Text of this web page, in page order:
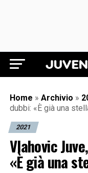
Home » Archivio »
dubbi: «È già una
2021
Vlahovic
«È già una